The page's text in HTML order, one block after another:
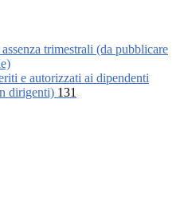
trimestrali (da pubblicare
e autorizzati ai dipendenti
dirigenti) 131